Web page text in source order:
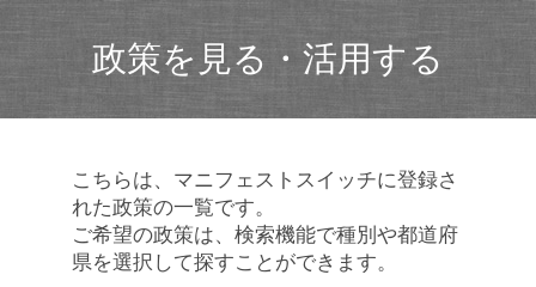
政策を見る・活用する
こちらは、マニフェストスイッチに登録さ
れた政策の一覧です。
ご希望の政策は、検索機能で種別や都道府
県を選択して探すことができます。